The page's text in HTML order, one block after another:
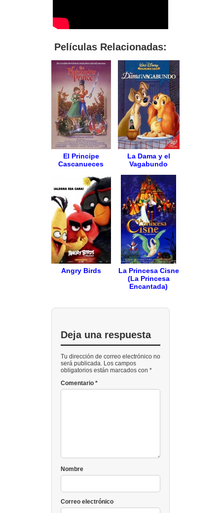
Películas Relacionadas:
El Principe
Cascanueces
La Dama y el
Vagabundo
Angry Birds
La Princesa Cisne
(La Princesa
Encantada)
Deja una respuesta
Tu dirección de correo electrónico no
será publicada. Los campos
obligatorios están marcados con *
Comentario *
Nombre
Correo electrónico